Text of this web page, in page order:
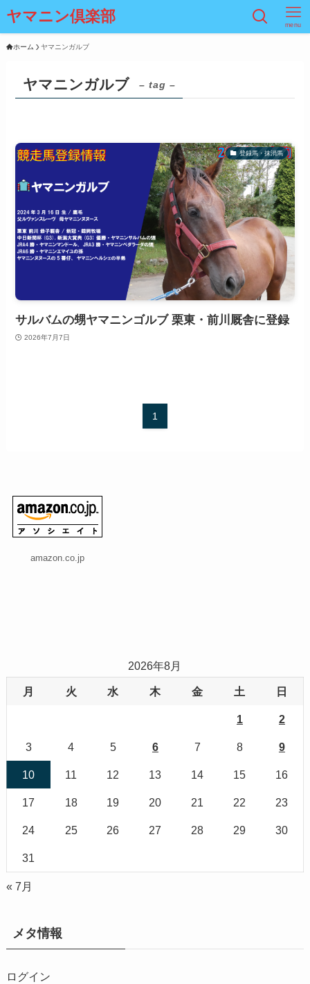
ヤマニン倶楽部 menu
ホーム ヤマニンガルブ
ヤマニンガルブ – tag –
登録馬・抹消馬
サルバムの甥ヤマニンゴルブ 栗東・前川厩舎に登録
2026年7月7日
1
amazon.co.jp
2026年8月
月 火 水 木 金 土 日
1 2
3 4 5 6 7 8 9
10 11 12 13 14 15 16
17 18 19 20 21 22 23
24 25 26 27 28 29 30
31
« 7月
メタ情報
ログイン